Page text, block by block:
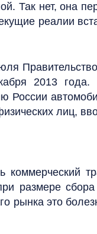
Так нет, она
реалии
2013 года.
России
лиц,
размере
рынка это